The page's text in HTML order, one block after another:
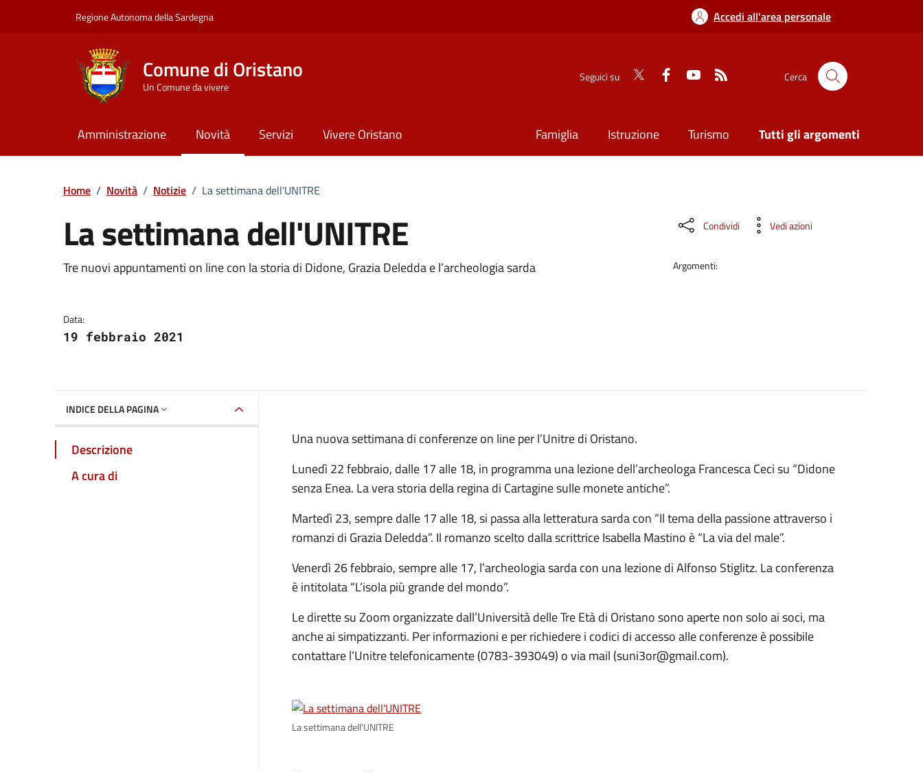
Regione Autonoma della Sardegna Accedi all'area personale
Comune di Oristano
Un Comune da vivere
Seguici su Cerca
Amministrazione Novità Servizi Vivere Oristano Famiglia Istruzione Turismo Tutti gli argomenti
Home / Novità / Notizie / La settimana dell'UNITRE
La settimana dell'UNITRE
Dettagli della notizia
Tre nuovi appuntamenti on line con la storia di Didone, Grazia Deledda e l’archeologia sarda
Data:
19 febbraio 2021
Condividi Vedi azioni
Argomenti:
INDICE DELLA PAGINA
Descrizione
A cura di
Una nuova settimana di conferenze on line per l’Unitre di Oristano.
Lunedì 22 febbraio, dalle 17 alle 18, in programma una lezione dell’archeologa Francesca Ceci su “Didone
senza Enea. La vera storia della regina di Cartagine sulle monete antiche”.
Martedì 23, sempre dalle 17 alle 18, si passa alla letteratura sarda con “Il tema della passione attraverso i
romanzi di Grazia Deledda”. Il romanzo scelto dalla scrittrice Isabella Mastino è “La via del male”.
Venerdì 26 febbraio, sempre alle 17, l’archeologia sarda con una lezione di Alfonso Stiglitz. La conferenza
è intitolata “L’isola più grande del mondo”.
Le dirette su Zoom organizzate dall’Università delle Tre Età di Oristano sono aperte non solo ai soci, ma
anche ai simpatizzanti. Per informazioni e per richiedere i codici di accesso alle conferenze è possibile
contattare l’Unitre telefonicamente (0783-393049) o via mail (suni3or@gmail.com).
La settimana dell'UNITRE